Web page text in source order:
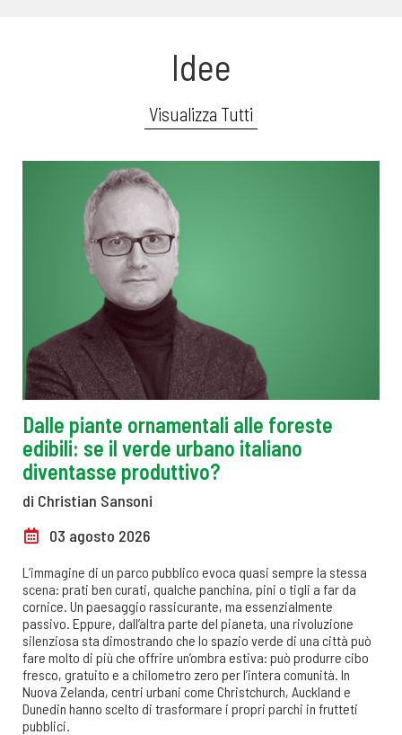
Idee
Visualizza Tutti
Dalle piante ornamentali alle foreste
edibili: se il verde urbano italiano
diventasse produttivo?
di Christian Sansoni
03 agosto 2026
L’immagine di un parco pubblico evoca quasi sempre la stessa
scena: prati ben curati, qualche panchina, pini o tigli a far da
cornice. Un paesaggio rassicurante, ma essenzialmente
passivo. Eppure, dall’altra parte del pianeta, una rivoluzione
silenziosa sta dimostrando che lo spazio verde di una città può
fare molto di più che offrire un’ombra estiva: può produrre cibo
fresco, gratuito e a chilometro zero per l’intera comunità. In
Nuova Zelanda, centri urbani come Christchurch, Auckland e
Dunedin hanno scelto di trasformare i propri parchi in frutteti
pubblici.